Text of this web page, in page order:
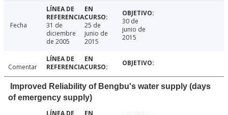
Fecha
31 de
diciembre
de 2005
25 de
junio de
2015
30 de
junio de
2015
Comentar
Improved Reliability of Bengbu's water supply (days
of emergency supply)